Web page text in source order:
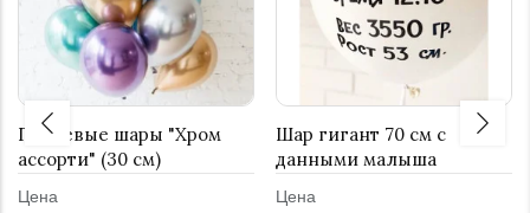
Гелиевые шары "Хром
ассорти" (30 см)
Цена
Шар гигант 70 см с
данными малыша
Цена